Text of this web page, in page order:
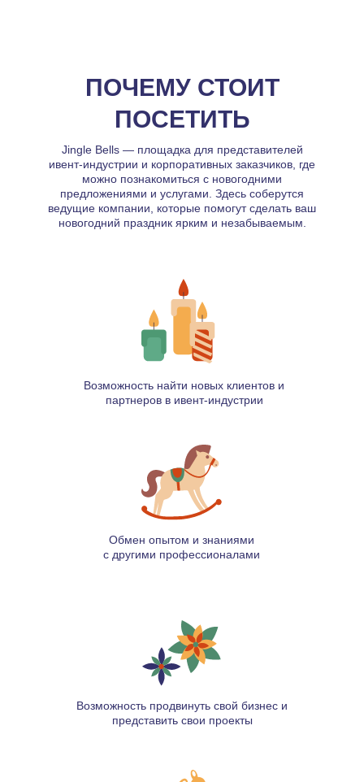
ПОЧЕМУ СТОИТ
ПОСЕТИТЬ
Jingle Bells — площадка для представителей
ивент-индустрии и корпоративных заказчиков, где
можно познакомиться с новогодними
предложениями и услугами. Здесь соберутся
ведущие компании, которые помогут сделать ваш
новогодний праздник ярким и незабываемым.
Возможность найти новых клиентов и
партнеров в ивент-индустрии
Обмен опытом и знаниями
с другими профессионалами
Возможность продвинуть свой бизнес и
представить свои проекты